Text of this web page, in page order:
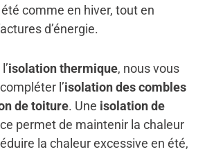
comme en hiver, tout en
d’énergie.
isolation thermique, nous vous
l’isolation des combles
de toiture. Une isolation de
permet de maintenir la chaleur
la chaleur excessive en été,